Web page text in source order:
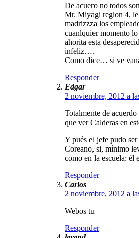
De acuero no todos
Mr. Miyagi region 4, le
madrizzza los
cuanlquier momento
ahorita esta
infeliz….
Como dice… si ve
Responder
Edgar
2 noviembre, 2012 a
Totalmente de
que ver Calderas en
Y pués el jefe pudo
Coreano, si, mínimo
como en la escuela: él
Responder
Carlos
2 noviembre, 2012 a
Webos tu
Responder